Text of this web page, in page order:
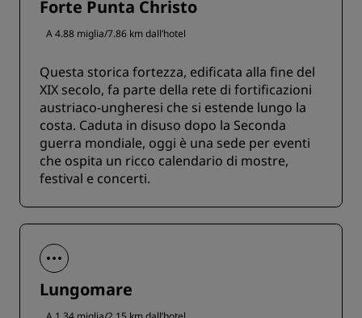
Forte Punta Christo
A 4.88 miglia/7.86 km dall’hotel
Questa storica fortezza, edificata alla fine del
XIX secolo, fa parte della rete di fortificazioni
austriaco-ungheresi che si estende lungo la
costa. Caduta in disuso dopo la Seconda
guerra mondiale, oggi è una sede per eventi
che ospita un ricco calendario di mostre,
festival e concerti.
Lungomare